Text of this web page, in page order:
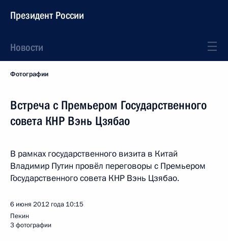
Президент России
Новости
Фотографии
Встреча с Премьером Государственного
совета КНР Вэнь Цзябао
В рамках государственного визита в Китай
Владимир Путин провёл переговоры с Премьером
Государственного совета КНР Вэнь Цзябао.
6 июня 2012 года 10:15
Пекин
3 фотографии